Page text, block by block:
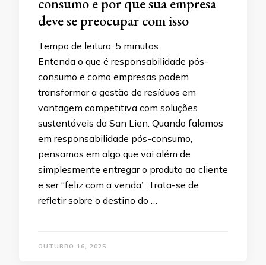
deve se preocupar com isso
Tempo de leitura: 5 minutos
Entenda o que é responsabilidade pós-
consumo e como empresas podem
transformar a gestão de resíduos em
vantagem competitiva com soluções
sustentáveis da San Lien. Quando falamos
em responsabilidade pós-consumo,
pensamos em algo que vai além de
simplesmente entregar o produto ao cliente
e ser “feliz com a venda”. Trata-se de
refletir sobre o destino do …
OUTUBRO 16, 2025